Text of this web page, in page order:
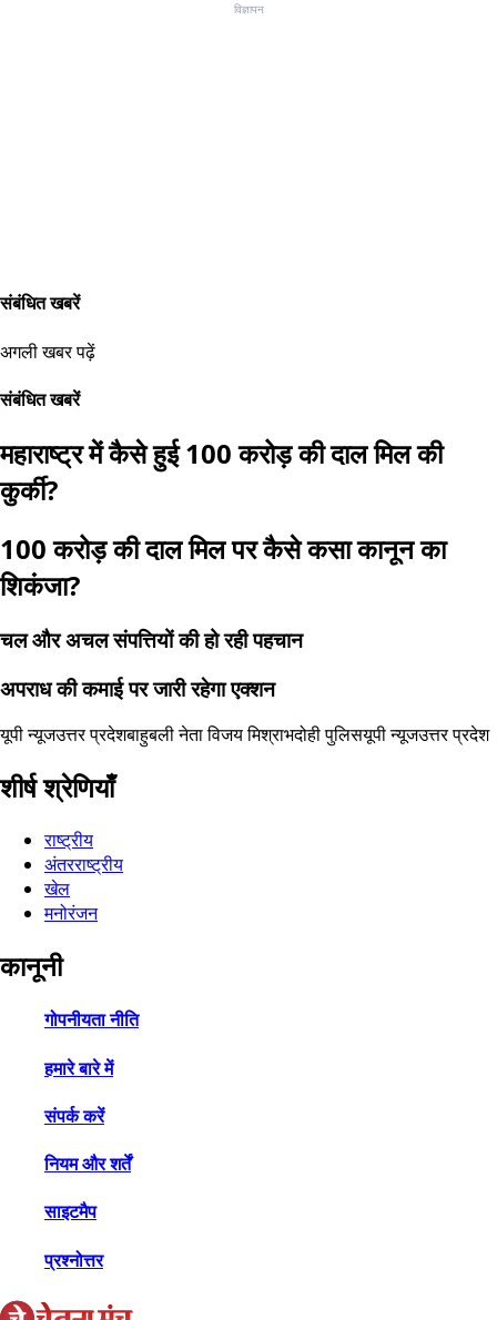
विज्ञापन
संबंधित खबरें
अगली खबर पढ़ें
संबंधित खबरें
महाराष्ट्र में कैसे हुई 100 करोड़ की दाल मिल की
कुर्की?
100 करोड़ की दाल मिल पर कैसे कसा कानून का
शिकंजा?
चल और अचल संपत्तियों की हो रही पहचान
अपराध की कमाई पर जारी रहेगा एक्शन
यूपी न्यूजउत्तर प्रदेशबाहुबली नेता विजय मिश्राभदोही पुलिसयूपी न्यूजउत्तर प्रदेश
शीर्ष श्रेणियाँ
राष्ट्रीय
अंतरराष्ट्रीय
खेल
मनोरंजन
कानूनी
गोपनीयता नीति
हमारे बारे में
संपर्क करें
नियम और शर्तें
साइटमैप
प्रश्नोत्तर